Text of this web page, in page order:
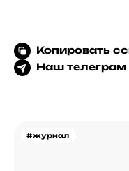
Копировать
Наш телеграм
#журнал